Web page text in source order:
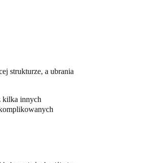
strukturze, a ubrania
kilka innych